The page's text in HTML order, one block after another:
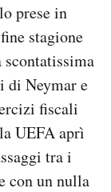
prese in
stagione
di Neymar e
fiscali
UEFA aprì
tra i
con un nulla